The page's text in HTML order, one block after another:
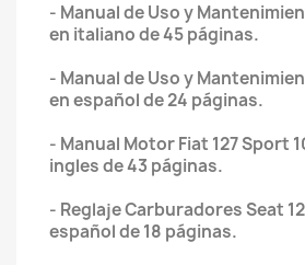
- Manual de Uso y
en italiano de 45 páginas.
- Manual de Uso y
en español de 24 páginas.
- Manual Motor Fiat 127 Sport
ingles de 43 páginas.
- Reglaje Carburadores Seat
español de 18 páginas.